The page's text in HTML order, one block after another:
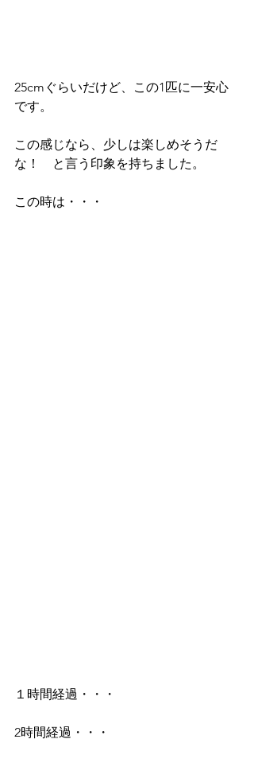
25cmぐらいだけど、この1匹に一安心
です。
この感じなら、少しは楽しめそうだ
な！　と言う印象を持ちました。
この時は・・・
１時間経過・・・
2時間経過・・・